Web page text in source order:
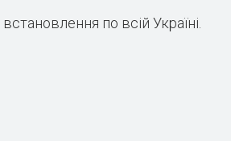
по всій Україні.